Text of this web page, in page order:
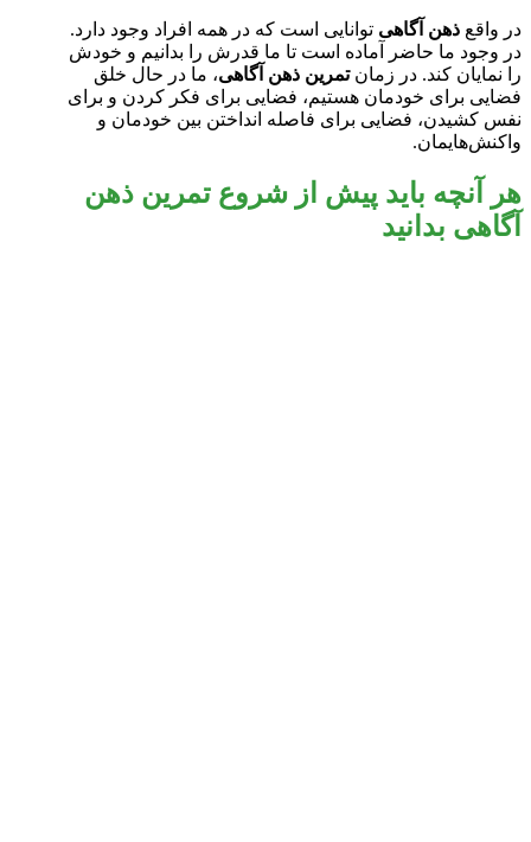
در واقع ذهن آگاهی توانایی است که در همه افراد وجود دارد.
در وجود ما حاضر آماده است تا ما قدرش را بدانیم و خودش
را نمایان کند. در زمانتمرین ذهن آگاهی، ما در حال خلق
فضایی برای خودمان هستیم، فضایی برای فکر کردن و برای
نفس کشیدن، فضایی برای فاصله انداختن بین خودمان و
واکنش‌هایمان.
هر آنچه باید پیش از شروع تمرین‌ ذهن
آگاهی بدانید